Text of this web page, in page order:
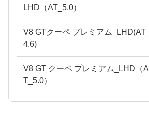
LHD（AT_5.0）
V8 GTクーペ プレミアム_LHD(AT_
4.6)
V8 GT クーペ プレミアム_LHD（A
T_5.0）